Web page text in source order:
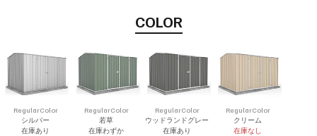
COLOR
RegularColor
シルバー
在庫あり
RegularColor
若草
在庫わずか
RegularColor
ウッドランドグレー
在庫あり
RegularColor
クリーム
在庫なし